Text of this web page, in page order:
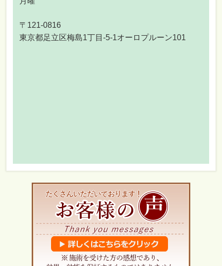
〒121-0816
東京都足立区梅島1丁目-5-1オーロプルーン101